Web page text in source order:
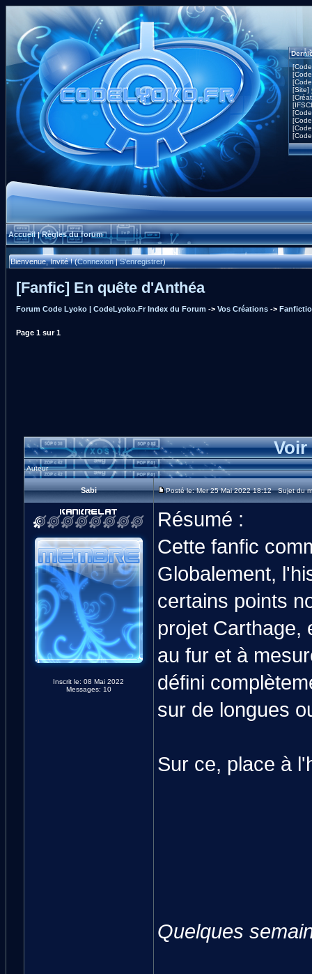
[Site]
Accueil|Règles du forum
Bienvenue, Invité ! (Connexion|S'enregistrer)
[Fanfic] En quête d'Anthéa
Forum Code Lyoko | CodeLyoko.Fr Index du Forum -> Vos Créations ->
Page 1 sur1
Voir
Auteur
Sabi Posté le: Mer 25 Mai 2022 18:12 Sujet du
Inscrit le: 08 Mai 2022
Messages: 10
Résumé :
Cette fanfic
Globalement,
certains points
projet Carthage,
au fur et à
défini
sur de longues
Sur ce, place à
Quelques